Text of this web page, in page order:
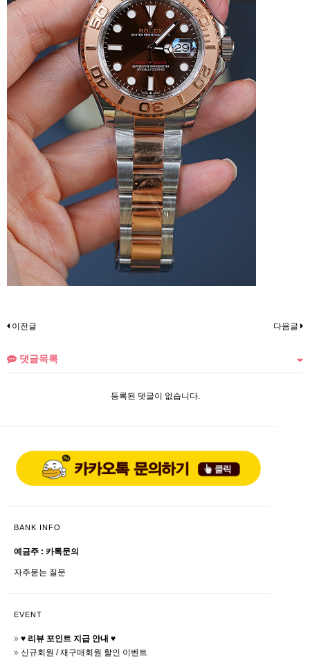
이전글 다음글
댓글목록
등록된 댓글이 없습니다.
BANK INFO
예금주 : 카톡문의
자주묻는 질문
EVENT
♥ 리뷰 포인트 지급 안내 ♥
신규회원 / 재구매회원 할인 이벤트